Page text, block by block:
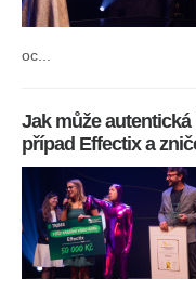
oc...
Jak může
případ Effectix a